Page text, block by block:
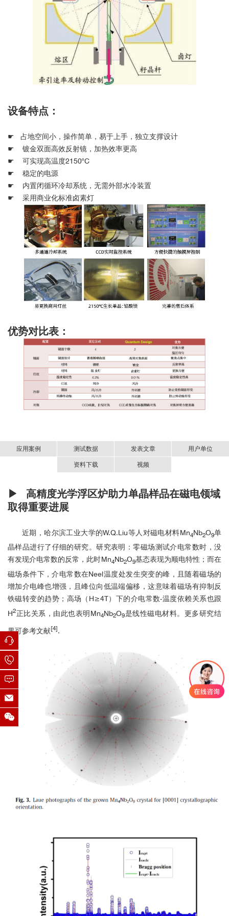
设备特点：
☛ 占地空间小，操作简单，易于上手，独立支撑设计
☛ 镀金双面高效反射镜，加热效率更高
☛ 可实现高温度2150°C
☛ 稳定的电源
☛ 内置闭循环冷却系统，无需外部水冷装置
☛ 采用商业化标准卤素灯
优势对比表：
应用案例 测试数据 发表文章 用户单位
资料下载 视频
▶ 高精度光学浮区炉助力单晶样品在磁电领域
取得重要进展
近期，哈尔滨工业大学的W.Q.Liu等人对磁电材料Mn4Nb2O9单
晶样品进行了仔细的研究。研究表明：零磁场测试介电常数时，没
有发现介电常数的反常，此时Mn4Nb2O9基态表现为顺电特性；而在
磁场条件下，介电常数在Neel温度处发生突变的峰，且随着磁场的
增加介电峰也增强，且峰位向低温端偏移，这意味着磁场有抑制反
铁磁转变的趋势；高场（H≥4T）下的介电常数-温度依赖关系也跟
H2正比关系，由此也表明Mn4Nb2O9是线性磁电材料。更多研究结
果可参考文献[4].
Evidence of linear magnetoelectric effect in Mn4Nb2O9single
crystal,Journal of Alloys and Compounds
Enhanced stability of floating-zone by modifying its liquid
wetting ability and fluidity for YBa2 Cu3O7-δcrystal
growth,Ceramics International，Volume 47, Issue 4, 15
February 2021, Pages 5495-5501.
Ultralow-temperature heat transport in the quantum spin liquid
candidate Ca 10 Cr7O 28 with a bilayer kagome
lattice,PHYSICAL REVIEW B97, 104413 (2018).
45，No. 4，April，2017，P548-P552.
High quality(InNb)0.1Ti0.9O2 single crystal grown using optical
floating zone method,
Journal of Crystal Growth
446(2016)74–
国内合作用户，排名不分先后
武汉大学
中科院物理所
吉林大学
中科院硅酸盐所
哈尔滨工业大学
上海大学
浙江师范大学
东南大学
曲靖师范学院
西北工业大学
高精度光学浮区法单晶炉-中文资料.PDF
单晶生长利器：高质量单晶生长设备介绍